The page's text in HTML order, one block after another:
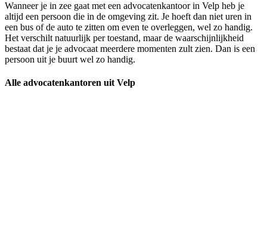
Wanneer je in zee gaat met een advocatenkantoor in Velp heb je
altijd een persoon die in de omgeving zit. Je hoeft dan niet uren in
een bus of de auto te zitten om even te overleggen, wel zo handig.
Het verschilt natuurlijk per toestand, maar de waarschijnlijkheid
bestaat dat je je advocaat meerdere momenten zult zien. Dan is een
persoon uit je buurt wel zo handig.
Alle advocatenkantoren uit Velp